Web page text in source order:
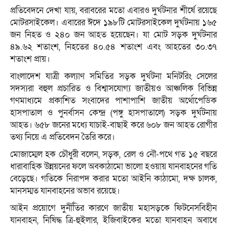
প্রতিবেদনে দেখা যায়, বরাবরের মতো এবারও দুর্ঘটনার শীর্ষে রয়েছে
মোটরসাইকেল। এবারের ঈদে ১৯৮টি মোটরসাইকেল দুর্ঘটনায় ১৬৫
জন নিহত ও ২৪০ জন আহত হয়েছেন। যা মোট সড়ক দুর্ঘটনার
৪৯.৬২ শতাংশ, নিহতের ৪০.৫৪ শতাংশ এবং আহতের ৩০.৩৭
শতাংশ প্রায়।
বাংলাদেশ যাত্রী কল্যাণ সমিতির সড়ক দুর্ঘটনা মনিটরিং সেলের
সদস্যরা বহুল প্রচারিত ও বিশ্বাসযোগ্য জাতীয়ও আঞ্চলিক বিভিন্ন
গণমাধ্যমে প্রকাশিত সংবাদের পাশাপাশি জাতীয় অর্থোপেডিক
হাসপাতাল ও পুনর্বাসন কেন্দ্র (পঙ্গু হাসপাতালে) সড়ক দুর্ঘটনায়
আহত। ৬৫৮ জনের মধ্যে যাচাই-বাছাই করে ৬০৮ জন আহত রোগীর
তথ্য নিয়ে এ প্রতিবেদন তৈরি করে।
মোজাম্মেল হক চৌধুরী বলেন, সড়ক, রেল ও নৌ-পথে গত ১৫ বছরে
ধারাবাহিক উন্নয়নের ফলে অবকাঠামো ভালো হওয়ায় যানবাহনের গতি
বেড়েছে। গতিকে নিরাপদ করার মতো আইনি কাঠামো, দক্ষ চালক,
মানসম্মত যানবাহনের অভাব রয়েছে।
আইন প্রয়োগে দুর্নীতির কারণে জাতীয় মহাসড়কে ফিটনেসবিহীন
যানবাহন, নিষিদ্ধ ত্রি-হুইলার, ইজিবাইকের মতো যানবাহন অবাধে